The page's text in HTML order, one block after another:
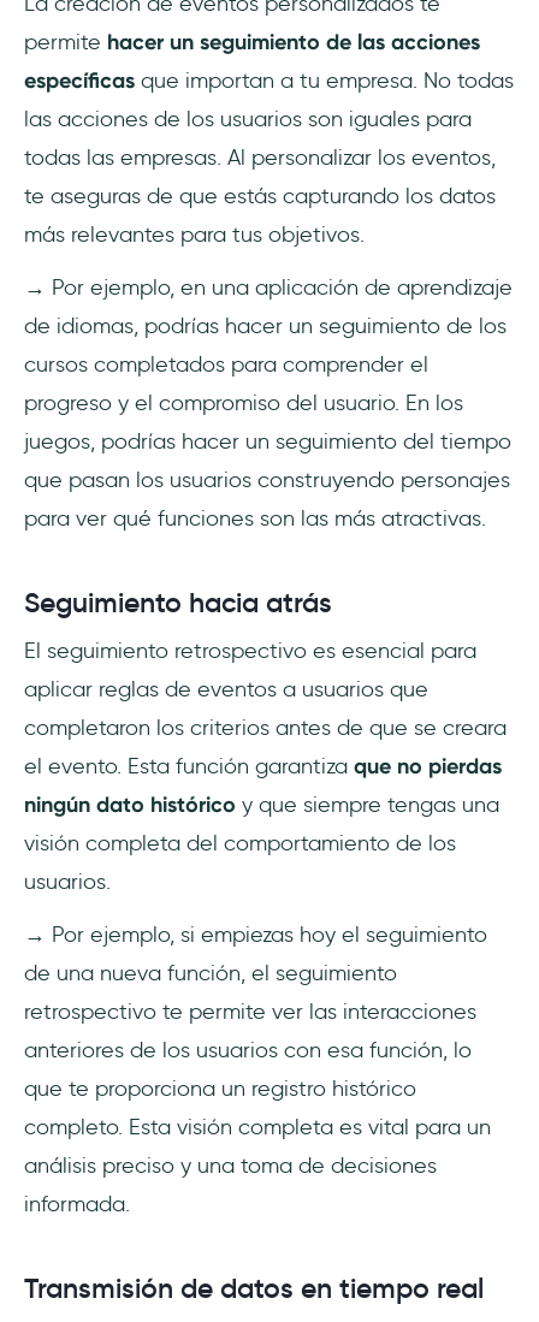
permite hacer un seguimiento de las acciones
específicas que importan a tu empresa. No todas
las acciones de los usuarios son iguales para
todas las empresas. Al personalizar los eventos,
te aseguras de que estás capturando los datos
más relevantes para tus objetivos.
→ Por ejemplo, en una aplicación de aprendizaje
de idiomas, podrías hacer un seguimiento de los
cursos completados para comprender el
progreso y el compromiso del usuario. En los
juegos, podrías hacer un seguimiento del tiempo
que pasan los usuarios construyendo personajes
para ver qué funciones son las más atractivas.
Seguimiento hacia atrás
El seguimiento retrospectivo es esencial para
aplicar reglas de eventos a usuarios que
completaron los criterios antes de que se creara
el evento. Esta función garantiza que no pierdas
ningún dato histórico y que siempre tengas una
visión completa del comportamiento de los
usuarios.
→ Por ejemplo, si empiezas hoy el seguimiento
de una nueva función, el seguimiento
retrospectivo te permite ver las interacciones
anteriores de los usuarios con esa función, lo
que te proporciona un registro histórico
completo. Esta visión completa es vital para un
análisis preciso y una toma de decisiones
informada.
Transmisión de datos en tiempo real